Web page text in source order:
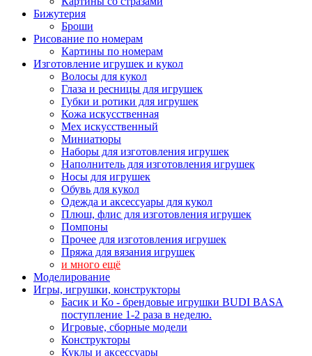
Бижутерия
Броши
Рисование по номерам
Картины по номерам
Изготовление игрушек и кукол
Волосы для кукол
Глаза и ресницы для игрушек
Губки и ротики для игрушек
Кожа искусственная
Мех искусственный
Миниатюры
Наборы для изготовления игрушек
Наполнитель для изготовления игрушек
Носы для игрушек
Обувь для кукол
Одежда и аксессуары для кукол
Плюш, флис для изготовления игрушек
Помпоны
Прочее для изготовления игрушек
Пряжа для вязания игрушек
и много ещё
Моделирование
Игры, игрушки, конструкторы
Басик и Ко - брендовые игрушки BUDI BASA
поступление 1-2 раза в неделю.
Игровые, сборные модели
Конструкторы
Куклы и аксессуары